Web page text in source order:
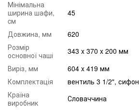
Мінімальна
ширина шафи,
cм
45
Довжина, мм
620
Розмір
основної чаші
343 x 370 x 200 мм
Виріз, мм
604 x 419 мм
Комплектація
вентиль 3 1/2", сифон
Країна
виробник
Словаччина